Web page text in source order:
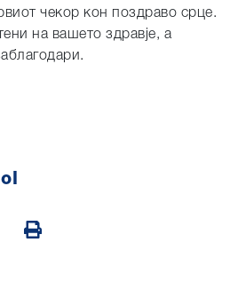
чекор кон поздраво срце.
на вашето здравје, а